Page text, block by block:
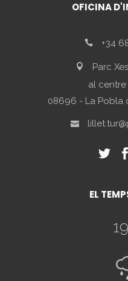
OFICINA
+34
Parc
al
08696 - La Pobla
EL
19